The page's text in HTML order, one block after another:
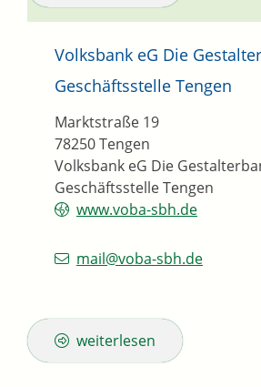
Volksbank eG Die
Geschäftsstelle Tengen
Volksbank eG Die
Geschäftsstelle Tengen
Marktstraße 19
78250Tengen
www.voba-sbh.de
mail@voba-sbh.de
weiterlesen